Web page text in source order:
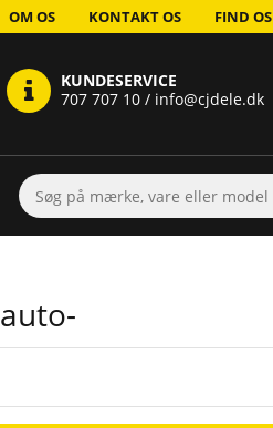
OM OS KONTAKT OS FIND OS
KUNDESERVICE
707 707 10 / info@cjdele.dk